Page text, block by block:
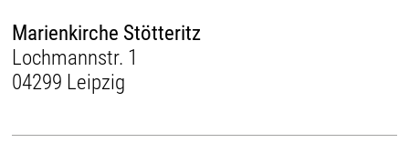
Marienkirche Stötteritz
Lochmannstr. 1
04299 Leipzig